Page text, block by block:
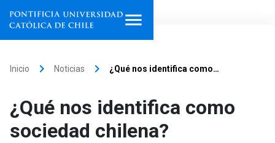
Facultades, escuelas e
institutos
Inicio keyboard_arrow_right Noticias keyboard_arrow_right ¿Qué nos identifica como…
¿Qué nos identifica como
sociedad chilena?